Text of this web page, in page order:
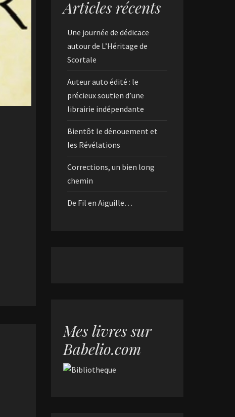
Articles récents
Une journée de dédicace
autour de L’Héritage de
Scortale
Auteur auto édité : le
précieux soutien d’une
librairie indépendante
Bientôt le dénouement et
les Révélations
Corrections, un bien long
chemin
De Fil en Aiguille…
Mes livres sur
Babelio.com